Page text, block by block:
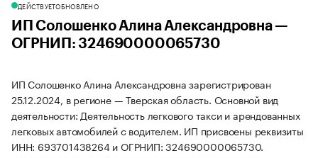
ДЕЙСТВУЕТОБНОВЛЕНО
ИП Солошенко Алина Александровна —
ОГРНИП: 324690000065730
ИП Солошенко Алина Александровна зарегистрирован
25.12.2024, в регионе — Тверская область. Основной вид
деятельности: Деятельность легкового такси и арендованных
легковых автомобилей с водителем. ИП присвоены реквизиты
ИНН: 693701438264 и ОГРНИП: 324690000065730.